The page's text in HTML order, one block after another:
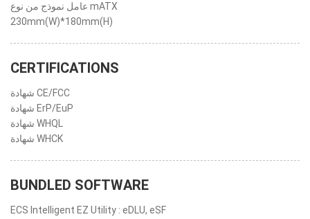
عامل نموذج من نوع mATX
230mm(W)*180mm(H)
CERTIFICATIONS
شهادة CE/FCC
شهادة ErP/EuP
شهادة WHQL
شهادة WHCK
BUNDLED SOFTWARE
ECS Intelligent EZ Utility : eDLU, eSF